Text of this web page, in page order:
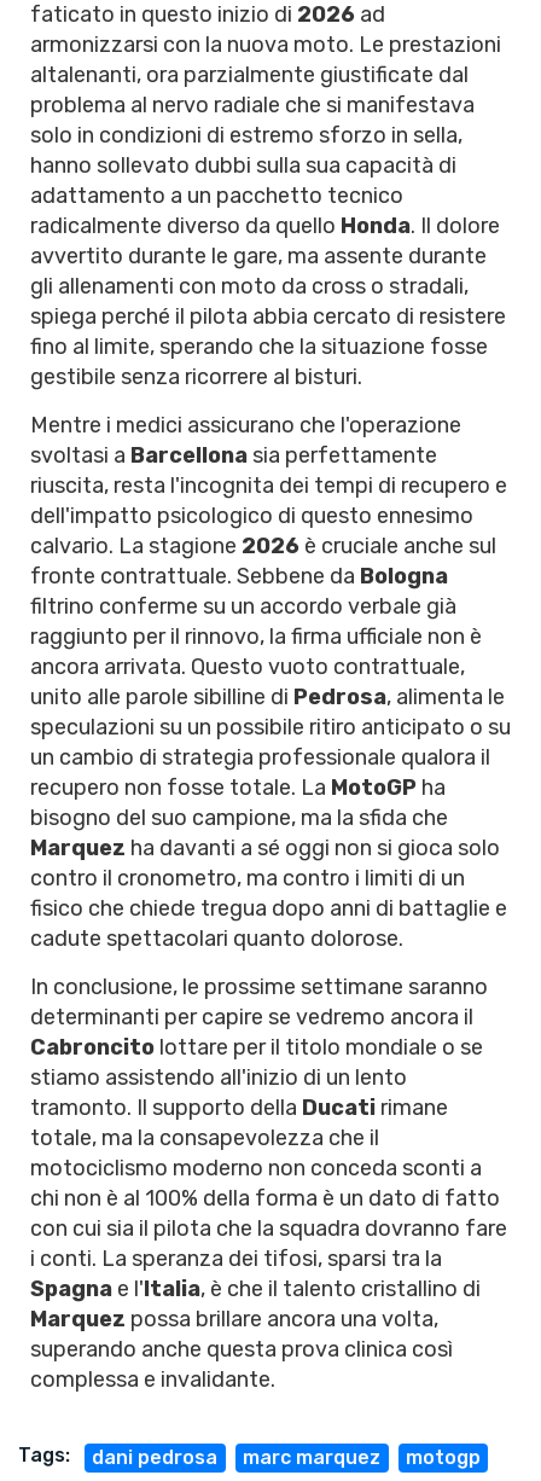
faticato in questo inizio di 2026 ad
armonizzarsi con la nuova moto. Le prestazioni
altalenanti, ora parzialmente giustificate dal
problema al nervo radiale che si manifestava
solo in condizioni di estremo sforzo in sella,
hanno sollevato dubbi sulla sua capacità di
adattamento a un pacchetto tecnico
radicalmente diverso da quello Honda. Il dolore
avvertito durante le gare, ma assente durante
gli allenamenti con moto da cross o stradali,
spiega perché il pilota abbia cercato di resistere
fino al limite, sperando che la situazione fosse
gestibile senza ricorrere al bisturi.
Mentre i medici assicurano che l'operazione
svoltasi a Barcellona sia perfettamente
riuscita, resta l'incognita dei tempi di recupero e
dell'impatto psicologico di questo ennesimo
calvario. La stagione 2026 è cruciale anche sul
fronte contrattuale. Sebbene da Bologna
filtrino conferme su un accordo verbale già
raggiunto per il rinnovo, la firma ufficiale non è
ancora arrivata. Questo vuoto contrattuale,
unito alle parole sibilline di Pedrosa, alimenta le
speculazioni su un possibile ritiro anticipato o su
un cambio di strategia professionale qualora il
recupero non fosse totale. La MotoGP ha
bisogno del suo campione, ma la sfida che
Marquez ha davanti a sé oggi non si gioca solo
contro il cronometro, ma contro i limiti di un
fisico che chiede tregua dopo anni di battaglie e
cadute spettacolari quanto dolorose.
In conclusione, le prossime settimane saranno
determinanti per capire se vedremo ancora il
Cabroncito lottare per il titolo mondiale o se
stiamo assistendo all'inizio di un lento
tramonto. Il supporto della Ducati rimane
totale, ma la consapevolezza che il
motociclismo moderno non conceda sconti a
chi non è al 100% della forma è un dato di fatto
con cui sia il pilota che la squadra dovranno fare
i conti. La speranza dei tifosi, sparsi tra la
Spagna e l'Italia, è che il talento cristallino di
Marquez possa brillare ancora una volta,
superando anche questa prova clinica così
complessa e invalidante.
Tags: dani pedrosa marc marquez motogp